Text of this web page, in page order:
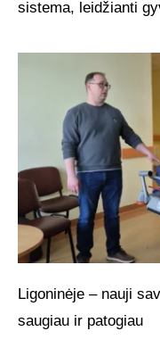
sistema, leidžianti
Ligoninėje – nauji
saugiau ir patogiau